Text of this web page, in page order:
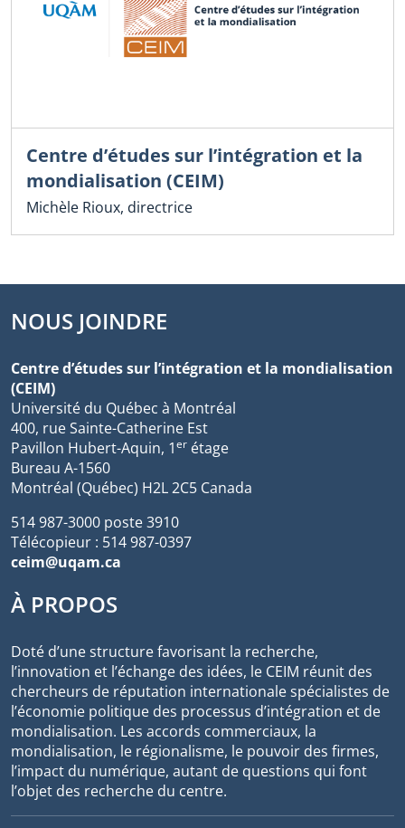
Centre d’études sur l’intégration et la
mondialisation (CEIM)
Michèle Rioux, directrice
NOUS JOINDRE
Centre d’études sur l’intégration et la mondialisation
(CEIM)
Université du Québec à Montréal
400, rue Sainte-Catherine Est
Pavillon Hubert-Aquin, 1er étage
Bureau A-1560
Montréal (Québec) H2L 2C5 Canada
514 987-3000 poste 3910
Télécopieur : 514 987-0397
ceim@uqam.ca
À PROPOS
Doté d’une structure favorisant la recherche,
l’innovation et l’échange des idées, le CEIM réunit des
chercheurs de réputation internationale spécialistes de
l’économie politique des processus d’intégration et de
mondialisation. Les accords commerciaux, la
mondialisation, le régionalisme, le pouvoir des firmes,
l’impact du numérique, autant de questions qui font
l’objet des recherche du centre.